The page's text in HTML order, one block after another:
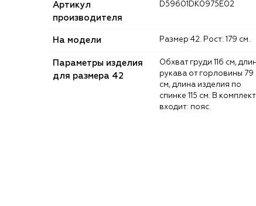
Артикул
производителя
D59601DK0975E02
На модели Размер 42. Рост: 179 см.
Параметры изделия
для размера 42
Обхват груди 116 см, длина
рукава от горловины 79
см, длина изделия по
спинке 115 см. В комплект
входит: пояс.